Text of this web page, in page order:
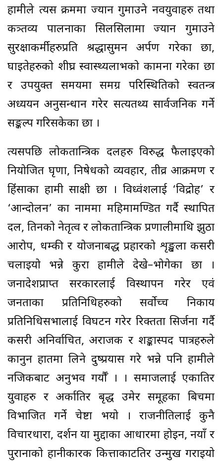
हामीले त्यस क्रममा ज्यान गुमाउने नवयुवाहरु तथा
कत्र्तव्य पालनाका सिलसिलामा ज्यान गुमाउने
सुरक्षाकर्मीहरुप्रति श्रद्धासुमन अर्पण गरेका छौँ,
घाइतेहरुको शीघ्र स्वास्थ्यलाभको कामना गरेका छौँ
र उपयुक्त समयमा समग्र परिस्थितिको स्वतन्त्र
अध्ययन अनुसन्धान गरेर सत्यतथ्य सार्वजनिक गर्ने
सङ्कल्प गरिसकेका छौँ ।
त्यसपछि लोकतान्त्रिक दलहरु विरुद्ध फैलाइएको
नियोजित घृणा, निषेधको व्यवहार, तीव्र आक्रमण र
हिंंसाका हामी साक्षी छौँ । विध्वंशलाई ‘विद्रोह’ र
‘आन्दोलन’ का नाममा महिमामण्डित गर्दै स्थापित
दल, तिनको नेतृत्व र लोकतान्त्रिक प्रणालीमाथि झुठा
आरोप, धम्की र योजनाबद्ध प्रहारको शृङ्खला कसरी
चलाइयो भन्ने कुरा हामीले देखे–भोगेका छौँ ।
जनादेशप्राप्त सरकारलाई विस्थापन गरेर एवं
जनताका प्रतिनिधिहरुको सर्वोच्च निकाय
प्रतिनिधिसभालाई विघटन गरेर रिक्तता सिर्जना गर्दै
कसरी अनिर्वाचित, अराजक र शङ्कास्पद पात्रहरुले
कानुन हातमा लिने दुष्प्रयास गरे भन्ने पनि हामीले
नजिकबाट अनुभव गर्यौँ । । समाजलाई एकातिर
युवाहरु र अर्कातिर बृद्ध उमेर समूहका बिचमा
विभाजित गर्ने चेष्टा भयो । राजनीतिलाई कुनै
विचारधारा, दर्शन या मुद्दाका आधारमा होइन, नयाँ र
पुरानाको हानीकारक कित्ताकाटतिर उन्मुख गराइयो